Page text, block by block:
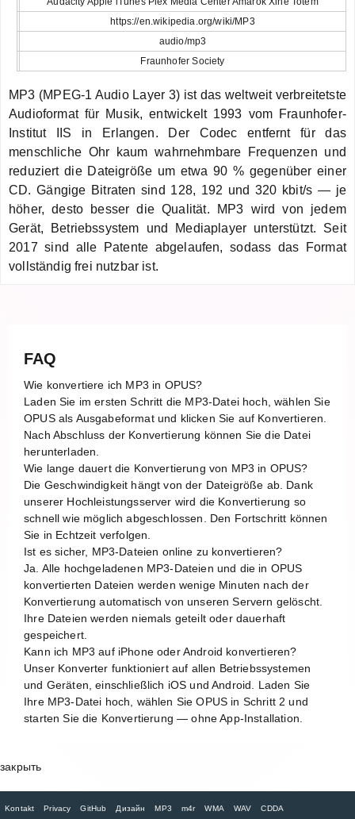
https://en.wikipedia.org/wiki/MP3
audio/mp3
Fraunhofer Society
MP3 (MPEG-1 Audio Layer 3) ist das weltweit verbreitetste
Audioformat für Musik, entwickelt 1993 vom Fraunhofer-
Institut IIS in Erlangen. Der Codec entfernt für das
menschliche Ohr kaum wahrnehmbare Frequenzen und
reduziert die Dateigröße um etwa 90 % gegenüber einer
CD. Gängige Bitraten sind 128, 192 und 320 kbit/s — je
höher, desto besser die Qualität. MP3 wird von jedem
Gerät, Betriebssystem und Mediaplayer unterstützt. Seit
2017 sind alle Patente abgelaufen, sodass das Format
vollständig frei nutzbar ist.
FAQ
Wie konvertiere ich MP3 in OPUS?
Laden Sie im ersten Schritt die MP3-Datei hoch, wählen Sie
OPUS als Ausgabeformat und klicken Sie auf Konvertieren.
Nach Abschluss der Konvertierung können Sie die Datei
herunterladen.
Wie lange dauert die Konvertierung von MP3 in OPUS?
Die Geschwindigkeit hängt von der Dateigröße ab. Dank
unserer Hochleistungsserver wird die Konvertierung so
schnell wie möglich abgeschlossen. Den Fortschritt können
Sie in Echtzeit verfolgen.
Ist es sicher, MP3-Dateien online zu konvertieren?
Ja. Alle hochgeladenen MP3-Dateien und die in OPUS
konvertierten Dateien werden wenige Minuten nach der
Konvertierung automatisch von unseren Servern gelöscht.
Ihre Dateien werden niemals geteilt oder dauerhaft
gespeichert.
Kann ich MP3 auf iPhone oder Android konvertieren?
Unser Konverter funktioniert auf allen Betriebssystemen
und Geräten, einschließlich iOS und Android. Laden Sie
Ihre MP3-Datei hoch, wählen Sie OPUS in Schritt 2 und
starten Sie die Konvertierung — ohne App-Installation.
закрыть
Kontakt Privacy GitHub Дизайн MP3 m4r WMA WAV CDDA